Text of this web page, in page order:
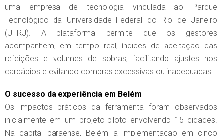
uma empresa de tecnologia vinculada ao Parque
Tecnológico da Universidade Federal do Rio de Janeiro
(UFRJ). A plataforma permite que os gestores
acompanhem, em tempo real, índices de aceitação das
refeições e volumes de sobras, facilitando ajustes nos
cardápios e evitando compras excessivas ou inadequadas.
O sucesso da experiência em Belém
Os impactos práticos da ferramenta foram observados
inicialmente em um projeto-piloto envolvendo 15 cidades.
Na capital paraense, Belém, a implementação em cinco